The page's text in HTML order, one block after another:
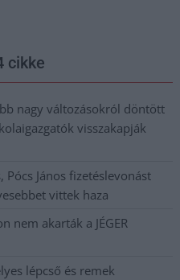
cikke
nagy változásokról döntött
visszakapják
János fizetéslevonást
vittek haza
nem akarták a JÉGER
lépcső és remek